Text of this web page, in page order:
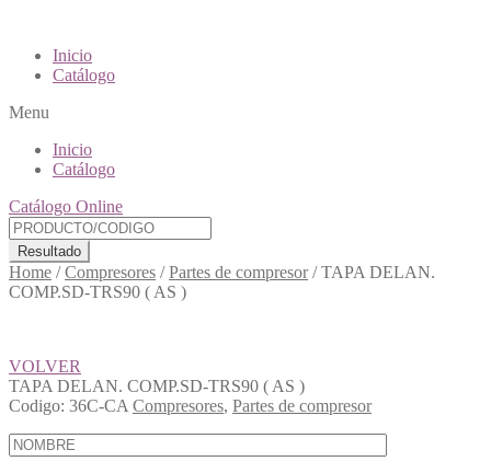
Inicio
Catálogo
Menu
Inicio
Catálogo
Catálogo Online
Resultado
Home /Compresores /Partes de compresor/TAPA DELAN.
COMP.SD-TRS90 ( AS )
VOLVER
TAPA DELAN. COMP.SD-TRS90 ( AS )
Codigo: 36C-CA Compresores, Partes de compresor